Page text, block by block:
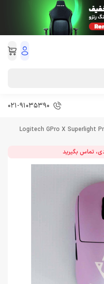
021-91035390
تماس بگیرید